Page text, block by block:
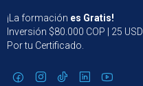
¡La formación es Gratis!
Inversión $80.000 COP | 25 USD
Por tu Certificado.